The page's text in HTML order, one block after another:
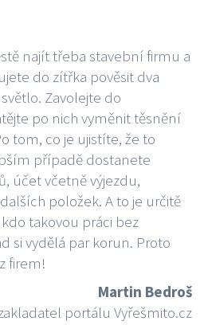
najít třeba stavební firmu a
do zítřka pověsit dva
Zavolejte do
po nich vyměnit těsnění
tom, co je ujistíte, že to
případě dostanete
účet včetně výjezdu,
položek. A to je určitě
takovou práci bez
si vydělá par korun. Proto
firem!
Martin Bedroš
portálu Vyřešmito.cz